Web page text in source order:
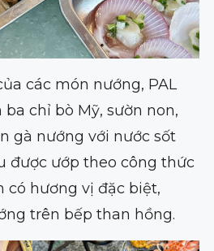
các món nướng, PAL
chỉ bò Mỹ, sườn non,
gà nướng với nước sốt
được ướp theo công thức
có hương vị đặc biệt,
trên bếp than hồng.